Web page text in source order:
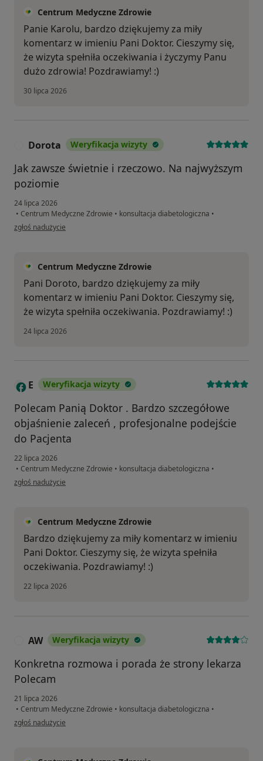
Centrum Medyczne Zdrowie
Panie Karolu, bardzo dziękujemy za miły
komentarz w imieniu Pani Doktor. Cieszymy się,
że wizyta spełniła oczekiwania i życzymy Panu
dużo zdrowia! Pozdrawiamy! :)
30 lipca 2026
Dorota Weryfikacja wizyty
Jak zawsze świetnie i rzeczowo. Na najwyższym
poziomie
24 lipca 2026
• Centrum Medyczne Zdrowie • konsultacja diabetologiczna •
w opinii użytkownika Dorota
zgłoś nadużycie
Centrum Medyczne Zdrowie
Pani Doroto, bardzo dziękujemy za miły
komentarz w imieniu Pani Doktor. Cieszymy się,
że wizyta spełniła oczekiwania. Pozdrawiamy! :)
24 lipca 2026
E Weryfikacja wizyty
Polecam Panią Doktor . Bardzo szczegółowe
objaśnienie zaleceń , profesjonalne podejście
do Pacjenta
22 lipca 2026
• Centrum Medyczne Zdrowie • konsultacja diabetologiczna •
w opinii użytkownika E
zgłoś nadużycie
Centrum Medyczne Zdrowie
Bardzo dziękujemy za miły komentarz w imieniu
Pani Doktor. Cieszymy się, że wizyta spełniła
oczekiwania. Pozdrawiamy! :)
22 lipca 2026
AW Weryfikacja wizyty
Konkretna rozmowa i porada że strony lekarza
Polecam
21 lipca 2026
• Centrum Medyczne Zdrowie • konsultacja diabetologiczna •
w opinii użytkownika AW
zgłoś nadużycie